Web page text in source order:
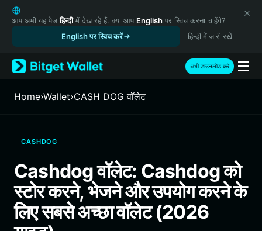
English
日本語
Русский
Español (Latinoamérica)
Türkçe
Italiano
繁體中文
Português (Portugal)
Bahasa Indonesia
ภาษาไทย
हिन्दी
आप अभी यह पेजहिन्दीमें देख रहे हैं. क्या आप English पर स्विच करना चाहेंगे?
English पर स्विच करें
हिन्दी में जारी रखें
अभी डाउनलोड करें
Home›Wallet›CASH DOG वॉलेट
CASHDOG
Cashdog वॉलेट: Cashdog को
स्टोर करने, भेजने और उपयोग करने के
लिए सबसे अच्छा वॉलेट (2026